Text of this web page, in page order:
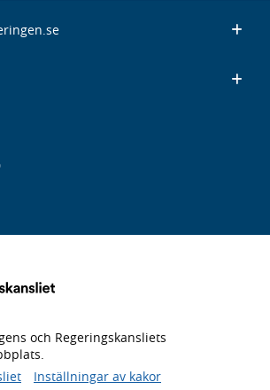
och Regeringskansliets
Inställningar av kakor